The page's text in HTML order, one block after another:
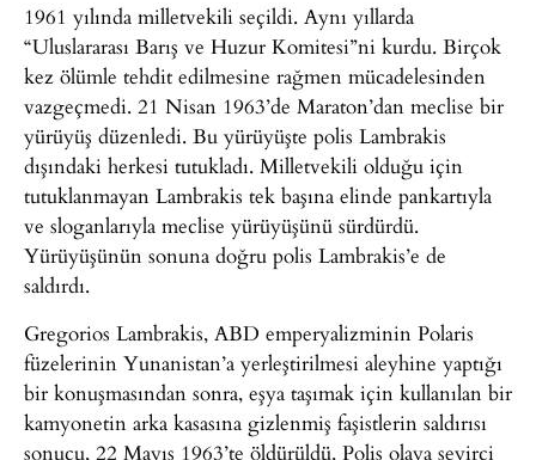
1961 yılında milletvekili seçildi. Aynı yıllarda
“Uluslararası Barış ve Huzur Komitesi”ni kurdu. Birçok
kez ölümle tehdit edilmesine rağmen mücadelesinden
vazgeçmedi. 21 Nisan 1963’de Maraton’dan meclise bir
yürüyüş düzenledi. Bu yürüyüşte polis Lambrakis
dışındaki herkesi tutukladı. Milletvekili olduğu için
tutuklanmayan Lambrakis tek başına elinde pankartıyla
ve sloganlarıyla meclise yürüyüşünü sürdürdü.
Yürüyüşünün sonuna doğru polis Lambrakis’e de
saldırdı.
Gregorios Lambrakis, ABD emperyalizminin Polaris
füzelerinin Yunanistan’a yerleştirilmesi aleyhine yaptığı
bir konuşmasından sonra, eşya taşımak için kullanılan bir
kamyonetin arka kasasına gizlenmiş faşistlerin saldırısı
sonucu, 22 Mayıs 1963’te öldürüldü. Polis olaya seyirci